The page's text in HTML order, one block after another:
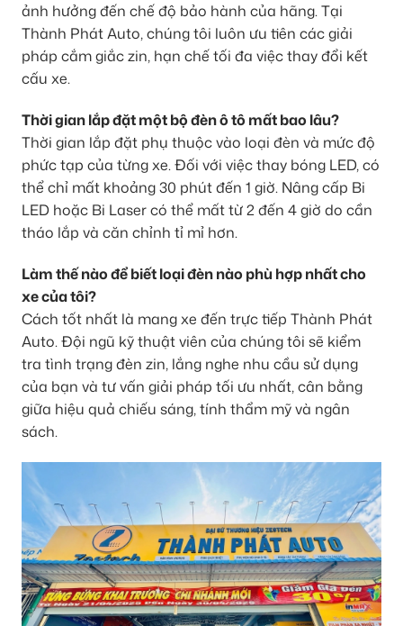
ảnh hưởng đến chế độ bảo hành của hãng. Tại
Thành Phát Auto, chúng tôi luôn ưu tiên các giải
pháp cắm giắc zin, hạn chế tối đa việc thay đổi kết
cấu xe.
Thời gian lắp đặt một bộ đèn ô tô mất bao lâu?
Thời gian lắp đặt phụ thuộc vào loại đèn và mức độ
phức tạp của từng xe. Đối với việc thay bóng LED, có
thể chỉ mất khoảng 30 phút đến 1 giờ. Nâng cấp Bi
LED hoặc Bi Laser có thể mất từ 2 đến 4 giờ do cần
tháo lắp và căn chỉnh tỉ mỉ hơn.
Làm thế nào để biết loại đèn nào phù hợp nhất cho
xe của tôi?
Cách tốt nhất là mang xe đến trực tiếp Thành Phát
Auto. Đội ngũ kỹ thuật viên của chúng tôi sẽ kiểm
tra tình trạng đèn zin, lắng nghe nhu cầu sử dụng
của bạn và tư vấn giải pháp tối ưu nhất, cân bằng
giữa hiệu quả chiếu sáng, tính thẩm mỹ và ngân
sách.